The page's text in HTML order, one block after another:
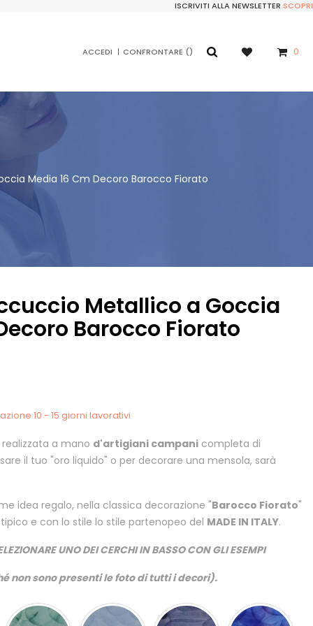
ISCRIVITI ALLA NEWSLETTER SCOPRI
ACCEDI CONFRONTARE 0
Media 16 Cm Decoro Barocco Fiorato
Metallico a Goccia
Barocco Fiorato
10 - 15 giorni lavorativi
realizzata a mano d'artigiani campani completa di
il tuo "oro liquido" o per decorare una mensola, sarà
idea regalo, nella classica decorazione "Barocco Fiorato"
e con lo stile lo stile partenopeo del MADE IN ITALY.
UNO DEI CERCHI IN BASSO CON GLI ESEMPI
non sono presenti le foto di tutti i decori).